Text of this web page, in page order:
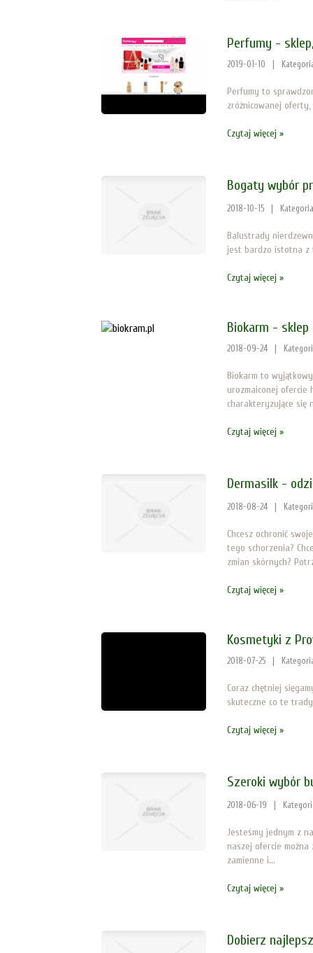
Perfumy -
2019-01-10
Perfumy to
zróżnicowanej
Czytaj więcej »
Bogaty wybór
2018-10-15
Balustrady
jest bardzo istotna z
Czytaj więcej »
Biokarm -
2018-09-24
Biokarm to
urozmaiconej ofercie
charakteryzujące się
Czytaj więcej »
Dermasilk -
2018-08-24
Chcesz ochronić
tego schorzenia?
zmian skórnych?
Czytaj więcej »
Kosmetyki z
2018-07-25
Coraz chętniej
skuteczne co te
Czytaj więcej »
Szeroki wybór
2018-06-19
Jesteśmy jednym z
naszej ofercie można
zamienne i...
Czytaj więcej »
Dobierz